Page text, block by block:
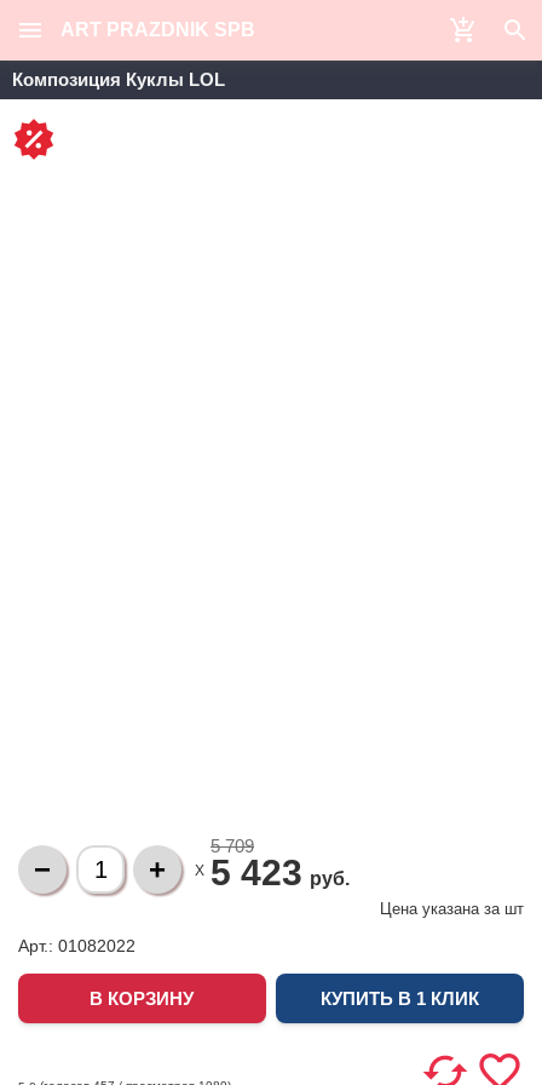
ART PRAZDNIK SPB
Композиция Куклы LOL
X
5 709
5 423 руб.
Цена указана за шт
Арт.: 01082022
КУПИТЬ В 1 КЛИК